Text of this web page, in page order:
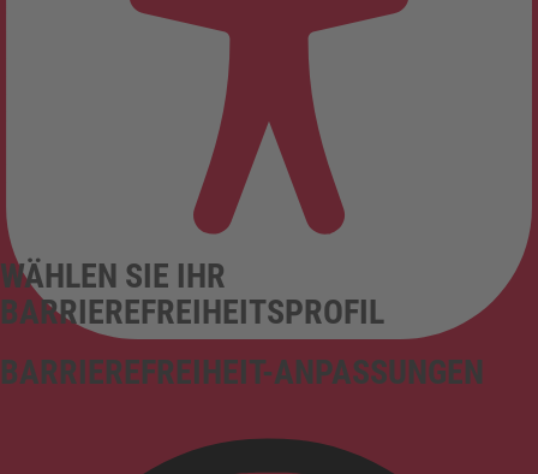
BARRIEREFREIHEIT-ANPASSUNGEN
WÄHLEN SIE IHR
BARRIEREFREIHEITSPROFIL